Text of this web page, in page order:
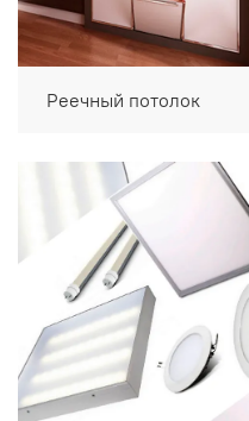
Реечный потолок